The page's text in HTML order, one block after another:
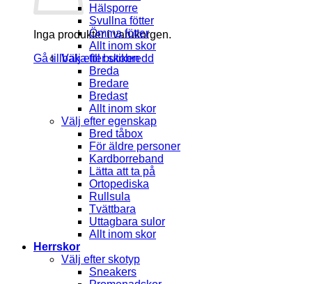
Inga produkter i varukorgen.
Gå tillbaka till butiken
Hälsporre
Svullna fötter
Ömma fötter
Allt inom skor
Välj efter skobredd
Breda
Bredare
Bredast
Allt inom skor
Välj efter egenskap
Bred tåbox
För äldre personer
Kardborreband
Lätta att ta på
Ortopediska
Rullsula
Tvättbara
Uttagbara sulor
Allt inom skor
Herrskor
Välj efter skotyp
Sneakers